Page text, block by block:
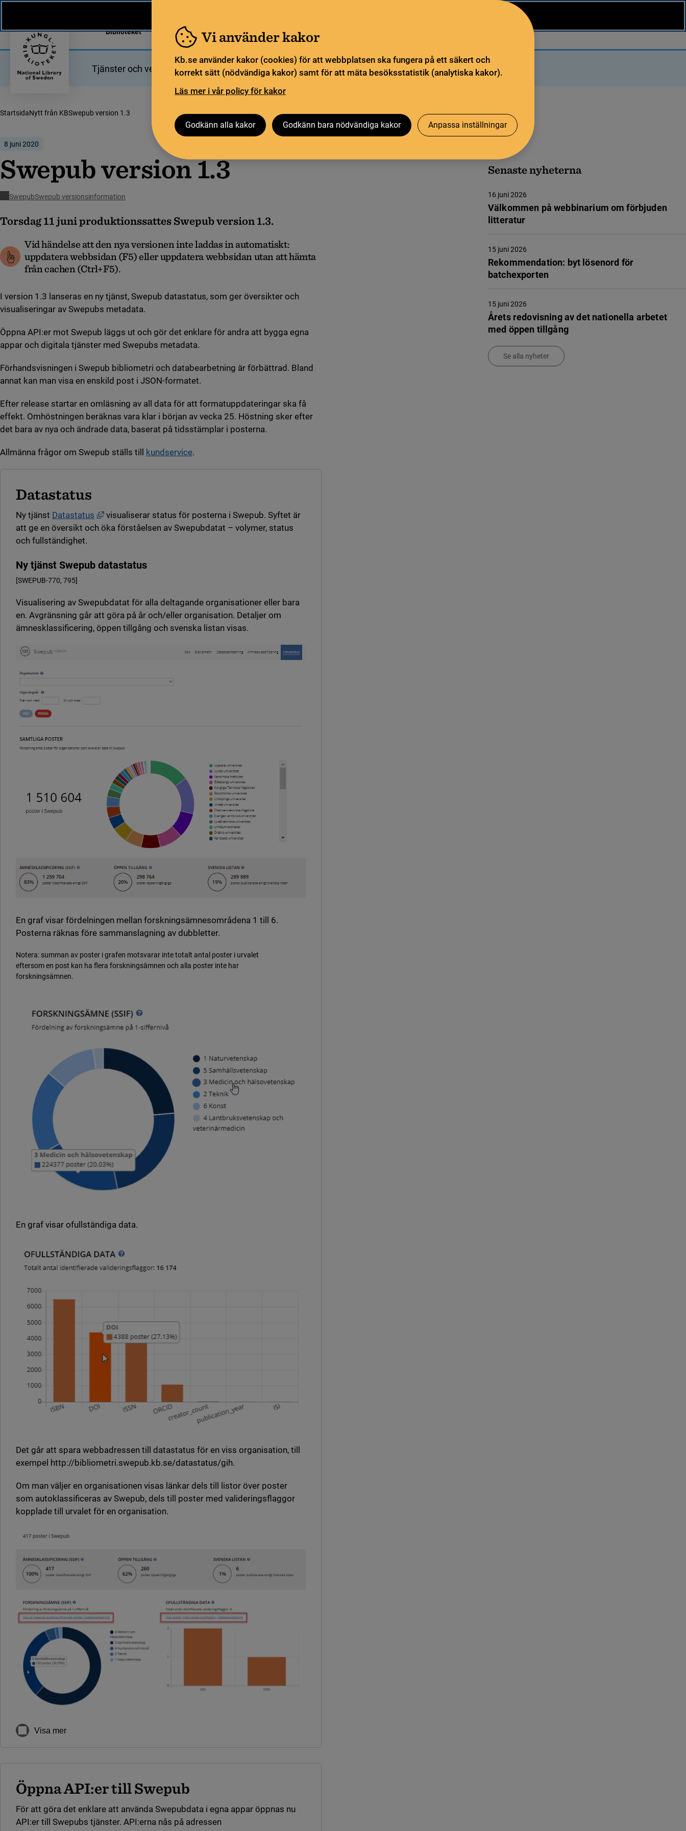
Vi använder kakor
Kb.se använder kakor (cookies) för att webbplatsen ska fungera på ett säkert och
korrekt sätt (nödvändiga kakor) samt för att mäta besöksstatistik (analytiska kakor).
Läs mer i vår policy för kakor
Godkänn alla kakor Godkänn bara nödvändiga kakor Anpassa inställningar
Biblioteket För bibliotekssektorn Pliktleverans och ISBN
Tjänster och verktyg Biblioteksstatistik Öppen vetenskap Biblioteksutveckling
StartsidaNytt från KBSwepub version 1.3
8 juni 2020
Swepub version 1.3
SwepubSwepub versionsinformation
Torsdag 11 juni produktionssattes Swepub version 1.3.
Vid händelse att den nya versionen inte laddas in automatiskt:
uppdatera webbsidan (F5) eller uppdatera webbsidan utan att hämta
från cachen (Ctrl+F5).
I version 1.3 lanseras en ny tjänst, Swepub datastatus, som ger översikter och
visualiseringar av Swepubs metadata.
Öppna API:er mot Swepub läggs ut och gör det enklare för andra att bygga egna
appar och digitala tjänster med Swepubs metadata.
Förhandsvisningen i Swepub bibliometri och databearbetning är förbättrad. Bland
annat kan man visa en enskild post i JSON-formatet.
Efter release startar en omläsning av all data för att formatuppdateringar ska få
effekt. Omhöstningen beräknas vara klar i början av vecka 25. Höstning sker efter
det bara av nya och ändrade data, baserat på tidsstämplar i posterna.
Allmänna frågor om Swepub ställs till kundservice.
Datastatus
Ny tjänst Datastatus Länk till annan webbplats, öppnas i nytt fönster.
visualiserar status för posterna i Swepub. Syftet är
att ge en översikt och öka förståelsen av Swepubdatat – volymer, status
och fullständighet.
Ny tjänst Swepub datastatus
[SWEPUB-770, 795]
Visualisering av Swepubdatat för alla deltagande organisationer eller bara
en. Avgränsning går att göra på år och/eller organisation. Detaljer om
ämnesklassificering, öppen tillgång och svenska listan visas.
En graf visar fördelningen mellan forskningsämnesområdena 1 till 6.
Posterna räknas före sammanslagning av dubbletter.
Notera: summan av poster i grafen motsvarar inte totalt antal poster i urvalet
eftersom en post kan ha flera forskningsämnen och alla poster inte har
forskningsämnen.
En graf visar ofullständiga data.
Det går att spara webbadressen till datastatus för en viss organisation, till
exempel http://bibliometri.swepub.kb.se/datastatus/gih.
Om man väljer en organisationen visas länkar dels till listor över poster
som autoklassificeras av Swepub, dels till poster med valideringsflaggor
kopplade till urvalet för en organisation.
Visa mer
Öppna API:er till Swepub
För att göra det enklare att använda Swepubdata i egna appar öppnas nu
API:er till Swepubs tjänster. API:erna nås på adressen
Senaste nyheterna
Välkommen på webbinarium om förbjuden
litteratur
16 juni 2026
Rekommendation: byt lösenord för
batchexporten
15 juni 2026
Årets redovisning av det nationella arbetet
med öppen tillgång
15 juni 2026
Se alla nyheter